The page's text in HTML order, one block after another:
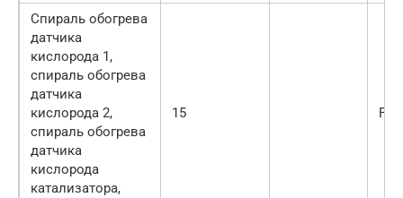
Спираль обогрева
датчика
кислорода 1,
спираль обогрева
датчика
кислорода 2,
спираль обогрева
датчика
кислорода
катализатора,
15 F40